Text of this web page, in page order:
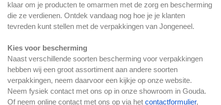
klaar om je producten te omarmen met de zorg en bescherming
die ze verdienen. Ontdek vandaag nog hoe je je klanten
tevreden kunt stellen met de verpakkingen van Jongeneel.
Kies voor bescherming
Naast verschillende soorten bescherming voor verpakkingen
hebben wij een groot assortiment aan andere soorten
verpakkingen, neem daarvoor een kijkje op onze website.
Neem fysiek contact met ons op in onze showroom in Gouda.
Of neem online contact met ons op via het contactformulier,